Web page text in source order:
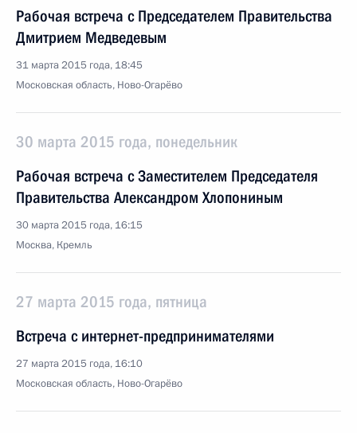
Рабочая встреча с Председателем Правительства
Дмитрием Медведевым
31 марта 2015 года, 18:45
Московская область, Ново-Огарёво
30 марта 2015 года, понедельник
Рабочая встреча с Заместителем Председателя
Правительства Александром Хлопониным
30 марта 2015 года, 16:15
Москва, Кремль
27 марта 2015 года, пятница
Встреча с интернет-предпринимателями
27 марта 2015 года, 16:10
Московская область, Ново-Огарёво